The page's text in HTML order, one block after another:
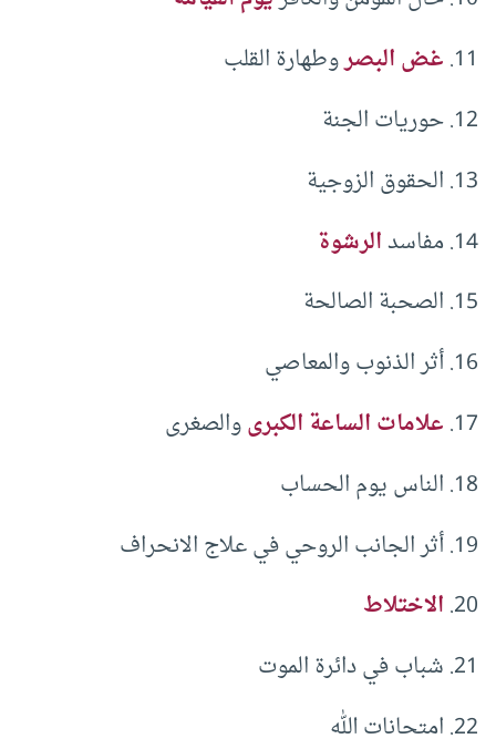
غض البصروطهارة القلب
حوريات الجنة
الحقوق الزوجية
مفاسدالرشوة
الصحبة الصالحة
أثر الذنوب والمعاصي
علامات الساعة الكبرىوالصغرى
الناس يوم الحساب
أثر الجانب الروحي في علاج الانحراف
الاختلاط
شباب في دائرة الموت
امتحانات الله